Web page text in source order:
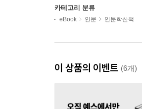
카테고리 분류
eBook 인문 인문학산책
이 상품의 이벤트 (6개)